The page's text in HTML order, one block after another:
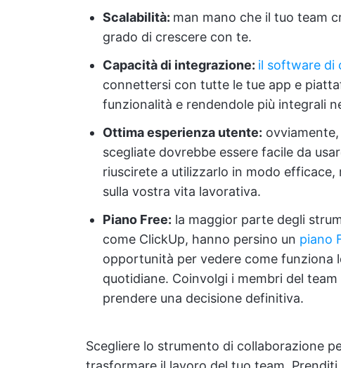
Scalabilità: man mano che il tuo team
grado di crescere con te.
Capacità di integrazione: il software di
connettersi con tutte le tue app e
funzionalità e rendendole più integrali
Ottima esperienza utente:
scegliate dovrebbe essere facile da
riuscirete a utilizzarlo in modo
sulla vostra vita lavorativa.
Piano Free: la maggior parte degli
come ClickUp, hanno persino un piano
opportunità per vedere come funziona
quotidiane. Coinvolgi i membri del
prendere una decisione definitiva.
Scegliere lo strumento di collaborazione